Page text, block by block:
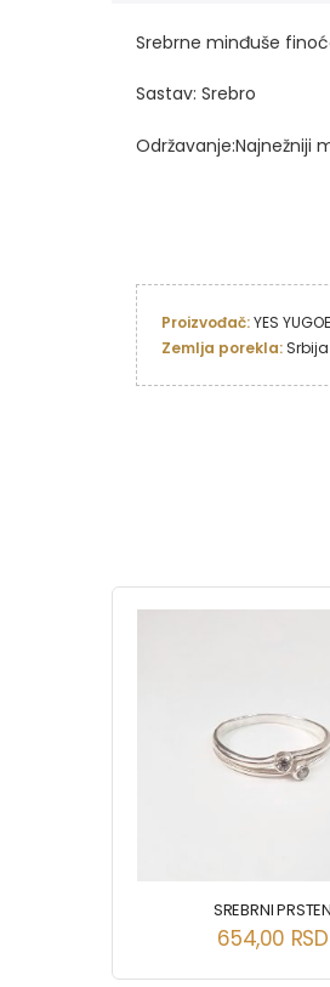
Srebrne minđuše
Sastav: Srebro
Održavanje:Najnežniji
Proizvođač: YES
Zemlja porekla: Srbija
SREBRNI PRSTEN
654,00 RSD